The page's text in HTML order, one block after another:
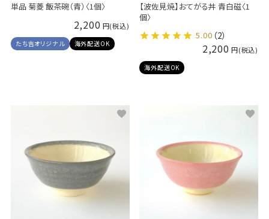
単品 菊菱 飯茶碗（青）〈1個〉
2,200
たち吉オリジナル 海外配送OK
【波佐見焼】おてがる丼 青白磁〈1
個〉
5.00 （2）
2,200
海外配送OK